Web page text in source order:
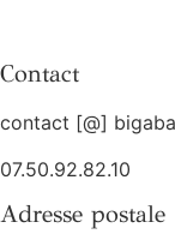
Contact
contact [@]
07.50.92.82.10
Adresse postale